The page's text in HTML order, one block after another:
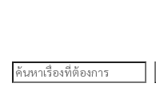
ค้นหา